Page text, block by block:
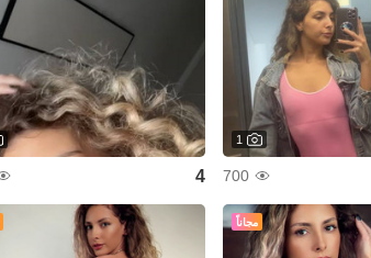
1
700
4
مجاناً